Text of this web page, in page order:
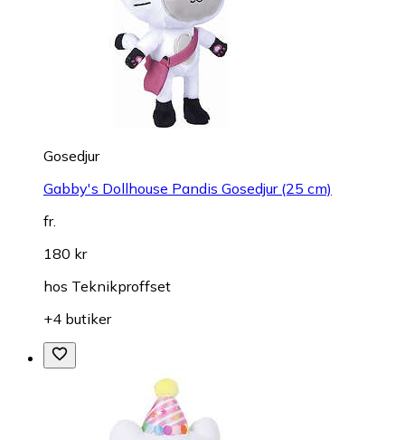
Gosedjur
Gabby's Dollhouse Pandis Gosedjur (25 cm)
fr.
180 kr
hos Teknikproffset
+4 butiker